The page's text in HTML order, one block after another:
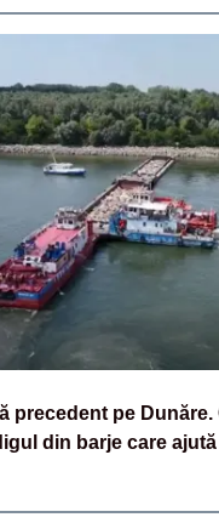
precedent pe Dunăre.
din barje care